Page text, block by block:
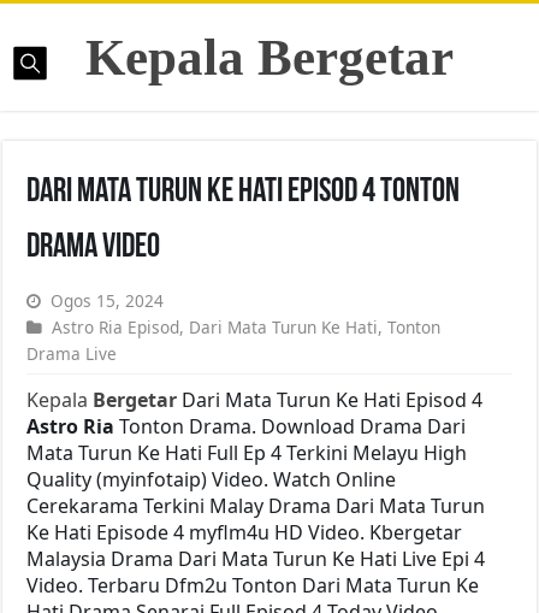
Kepala Bergetar
Dari Mata Turun Ke Hati Episod 4 Tonton
Drama Video
Ogos 15, 2024
Astro Ria Episod, Dari Mata Turun Ke Hati,Tonton
Drama Live
Kepala Bergetar Dari Mata Turun Ke Hati Episod 4
Astro RiaTonton Drama. Download Drama Dari
Mata Turun Ke Hati Full Ep 4 Terkini Melayu High
Quality (myinfotaip) Video. Watch Online
Cerekarama Terkini Malay Drama Dari Mata Turun
Ke Hati Episode 4 myflm4u HD Video. Kbergetar
Malaysia Drama Dari Mata Turun Ke Hati Live Epi 4
Video. Terbaru Dfm2u Tonton Dari Mata Turun Ke